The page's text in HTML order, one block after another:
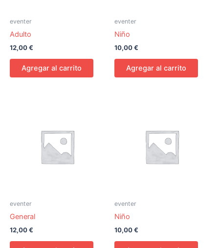
eventer
Adulto
12,00€
Agregar al carrito
eventer
Niño
10,00€
Agregar al carrito
eventer
General
12,00€
eventer
Niño
10,00€